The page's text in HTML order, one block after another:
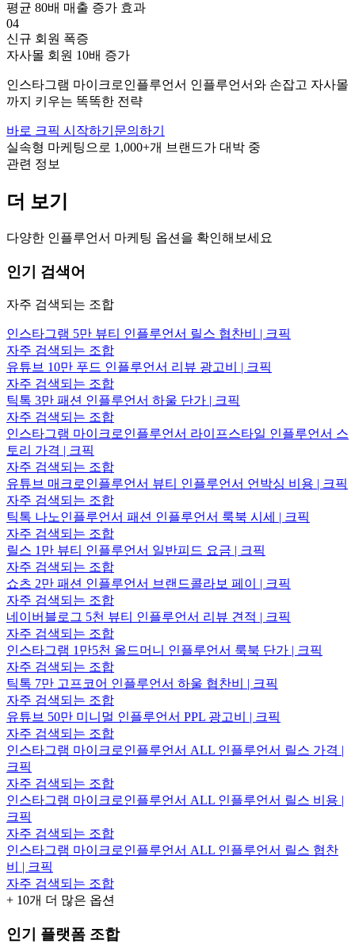
평균 80배 매출 증가 효과
04
신규 회원 폭증
자사몰 회원 10배 증가
인스타그램 마이크로인플루언서 인플루언서와 손잡고 자사몰
까지 키우는 똑똑한 전략
바로 크픽 시작하기 문의하기
실속형 마케팅으로 1,000+개 브랜드가 대박 중
관련 정보
더 보기
다양한 인플루언서 마케팅 옵션을 확인해보세요
인기 검색어
자주 검색되는 조합
인스타그램 5만 뷰티 인플루언서 릴스 협찬비 | 크픽
자주 검색되는 조합
유튜브 10만 푸드 인플루언서 리뷰 광고비 | 크픽
자주 검색되는 조합
틱톡 3만 패션 인플루언서 하울 단가 | 크픽
자주 검색되는 조합
인스타그램 마이크로인플루언서 라이프스타일 인플루언서 스
토리 가격 | 크픽
자주 검색되는 조합
유튜브 매크로인플루언서 뷰티 인플루언서 언박싱 비용 | 크픽
자주 검색되는 조합
틱톡 나노인플루언서 패션 인플루언서 룩북 시세 | 크픽
자주 검색되는 조합
릴스 1만 뷰티 인플루언서 일반피드 요금 | 크픽
자주 검색되는 조합
쇼츠 2만 패션 인플루언서 브랜드콜라보 페이 | 크픽
자주 검색되는 조합
네이버블로그 5천 뷰티 인플루언서 리뷰 견적 | 크픽
자주 검색되는 조합
인스타그램 1만5천 올드머니 인플루언서 룩북 단가 | 크픽
자주 검색되는 조합
틱톡 7만 고프코어 인플루언서 하울 협찬비 | 크픽
자주 검색되는 조합
유튜브 50만 미니멀 인플루언서 PPL 광고비 | 크픽
자주 검색되는 조합
인스타그램 마이크로인플루언서 ALL 인플루언서 릴스 가격 |
크픽
자주 검색되는 조합
인스타그램 마이크로인플루언서 ALL 인플루언서 릴스 비용 |
크픽
자주 검색되는 조합
인스타그램 마이크로인플루언서 ALL 인플루언서 릴스 협찬
비 | 크픽
자주 검색되는 조합
+ 10개 더 많은 옵션
인기 플랫폼 조합